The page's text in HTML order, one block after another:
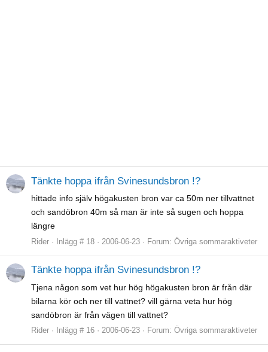
Tänkte hoppa ifrån Svinesundsbron !?
hittade info själv högakusten bron var ca 50m ner tillvattnet
och sandöbron 40m så man är inte så sugen och hoppa
längre
Rider Inlägg # 18 2006-06-23 Forum: Övriga sommaraktiveter
Tänkte hoppa ifrån Svinesundsbron !?
Tjena någon som vet hur hög högakusten bron är från där
bilarna kör och ner till vattnet? vill gärna veta hur hög
sandöbron är från vägen till vattnet?
Rider Inlägg # 16 2006-06-23 Forum: Övriga sommaraktiveter